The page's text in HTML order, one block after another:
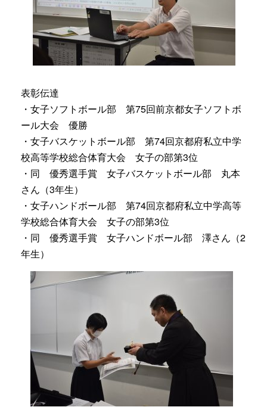
表彰伝達
・女子ソフトボール部 第75回前京都女子ソフトボ
ール大会 優勝
・女子バスケットボール部 第74回京都府私立中学
校高等学校総合体育大会 女子の部第3位
・同 優秀選手賞 女子バスケットボール部 丸本
さん（3年生）
・女子ハンドボール部 第74回京都府私立中学高等
学校総合体育大会 女子の部第3位
・同 優秀選手賞 女子ハンドボール部 澤さん（2
年生）